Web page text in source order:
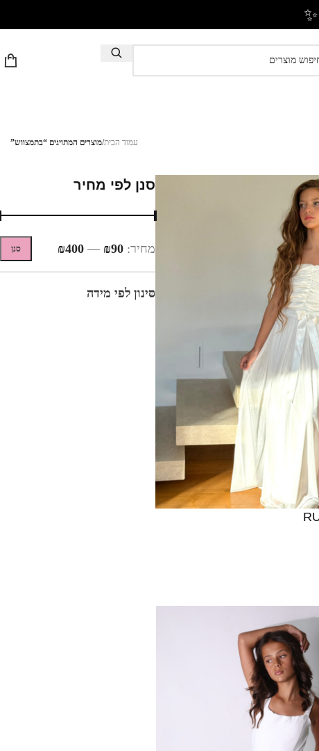
✨
עמוד הבית/מוצרים המתויגים “בתמצווש”
סנן לפי מחיר
סנן מחיר: ₪90
—
₪400
סינון לפי מידה